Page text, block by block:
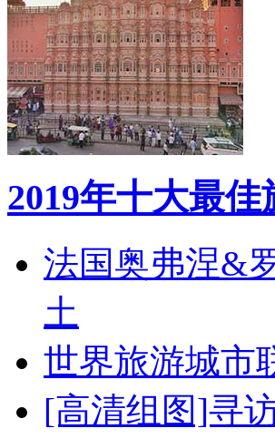
2019年十大最
法国奥弗涅&
土
世界旅游城市
[高清组图]寻